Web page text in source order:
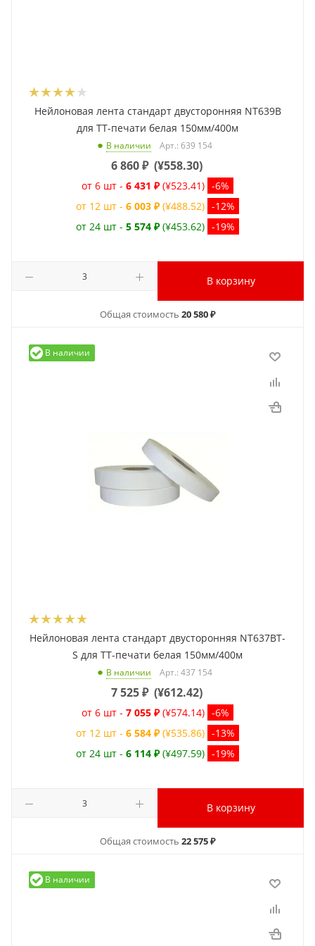
Нейлоновая лента стандарт двусторонняя NT639B
для ТТ-печати белая 150мм/400м
В наличии Арт.: 639 154
6 860₽ (¥558.30)
от 6 шт - 6 431 ₽ (¥523.41) -6%
от 12 шт - 6 003 ₽ (¥488.52) -12%
от 24 шт - 5 574 ₽ (¥453.62) -19%
В корзину
Общая стоимость 20 580 ₽
В наличии
Нейлоновая лента стандарт двусторонняя NT637BT-
S для ТТ-печати белая 150мм/400м
В наличии Арт.: 437 154
7 525₽ (¥612.42)
от 6 шт - 7 055 ₽ (¥574.14) -6%
от 12 шт - 6 584 ₽ (¥535.86) -13%
от 24 шт - 6 114 ₽ (¥497.59) -19%
В корзину
Общая стоимость 22 575 ₽
В наличии